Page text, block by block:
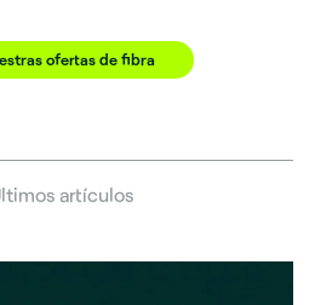
ofertas de fibra
artículos